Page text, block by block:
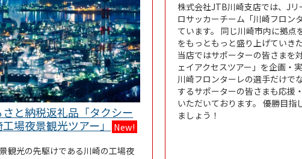
と納税返礼品「タクシー
場夜景観光ツアー」 Link Opens in New Tab
New!
観光の先駆けである川崎の工場夜
株式会社JTB川崎支店では、Jリ
ロサッカーチーム「川崎フロン
ています。 同じ川崎市内に拠点
をもっともっと盛り上げていき
当店ではサポーターの皆さまを
ェイアクセスツアー」を企画・
川崎フロンターレの選手だけで
するサポーターの皆さまも応援
いただいております。 優勝目指
ましょう！